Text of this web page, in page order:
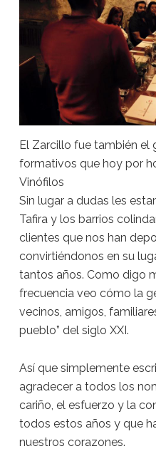
El Zarcillo fue también el
formativos que hoy por
Vinófilos
Sin lugar a dudas les
Tafira y los barrios
clientes que nos han
convirtiéndonos en su
tantos años. Como digo
frecuencia veo cómo la
vecinos, amigos,
pueblo” del siglo XXI.
Así que simplemente
agradecer a todos los
cariño, el esfuerzo y la
todos estos años y que
nuestros corazones.